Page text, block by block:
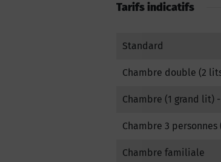
Tarifs indicatifs
Standard
Chambre double (2
Chambre (1 grand lit)
Chambre 3 personnes
Chambre familiale